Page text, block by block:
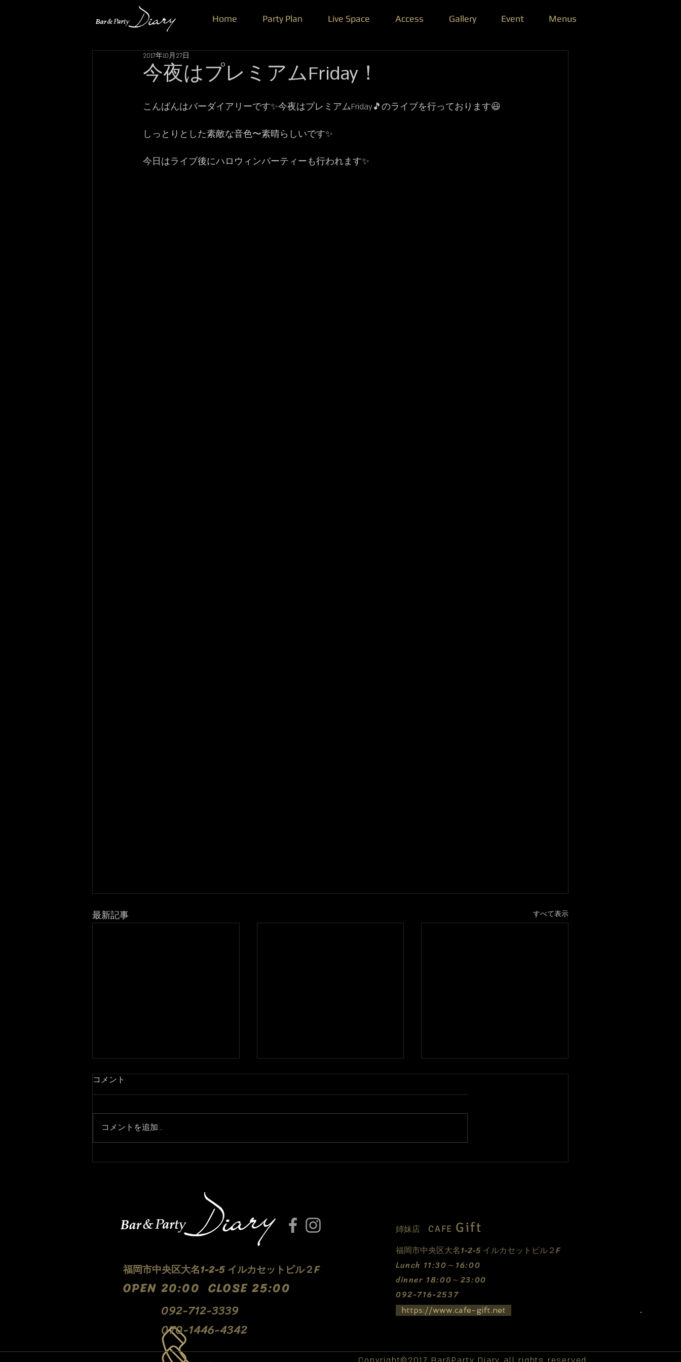
Home Party Plan Live Space Access Gallery Event Menus
今夜はプレミアムFriday！
2017年10月27日
こんばんはバーダイアリーです✨今夜はプレミアムFriday🎵のライブを行っております😃
しっとりとした素敵な音色〜素晴らしいです✨
今日はライブ後にハロウィンパーティーも行われます✨
最新記事 すべて表示
コメント
コメントを追加…
福岡市中央区大名1-2-5 イルカセットビル２F
​OPEN 20:00 CLOSE 25:00
092-712-3339
070-1446-4342
​姉妹店 CAFE Gift
福岡市中央区大名1-2-5 イルカセットビル２F
​Lunch 11:30～16:00
dinner 18:00～23:00
​092-716-2537
https://www.cafe-gift.net